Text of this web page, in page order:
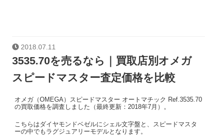
2018.07.11
3535.70を売るなら｜買取店別オメガ
スピードマスター査定価格を比較
オメガ（OMEGA）スピードマスター オートマチック Ref.3535.70
の買取価格を調査しました（最終更新：2018年7月）。
こちらはダイヤモンドベゼルにシェル文字盤と、スピードマスタ
ーの中でもラグジュアリーモデルとなります。